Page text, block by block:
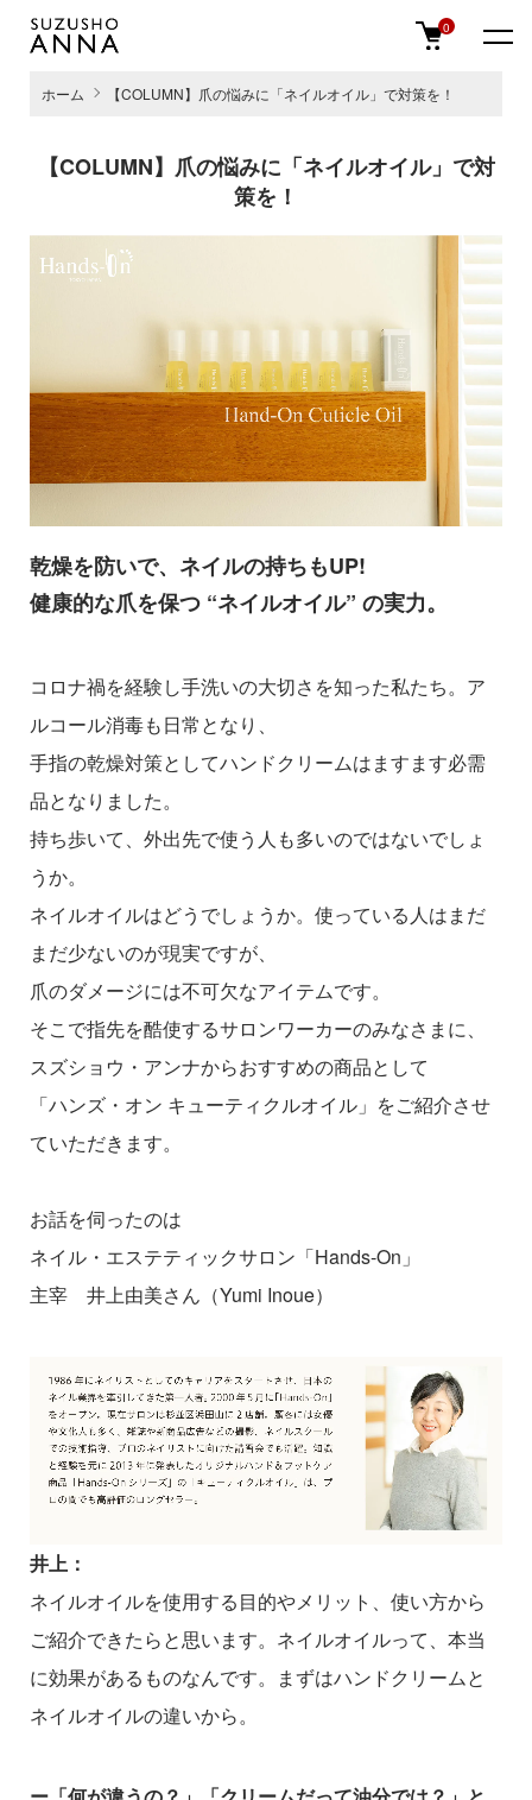
0
ホーム 【COLUMN】爪の悩みに「ネイルオイル」で対策を！
【COLUMN】爪の悩みに「ネイルオイル」で対
策を！
乾燥を防いで、ネイルの持ちもUP!
健康的な爪を保つ “ネイルオイル” の実力。
コロナ禍を経験し手洗いの大切さを知った私たち。ア
ルコール消毒も日常となり、
手指の乾燥対策としてハンドクリームはますます必需
品となりました。
持ち歩いて、外出先で使う人も多いのではないでしょ
うか。
ネイルオイルはどうでしょうか。使っている人はまだ
まだ少ないのが現実ですが、
爪のダメージには不可欠なアイテムです。
そこで指先を酷使するサロンワーカーのみなさまに、
スズショウ・アンナからおすすめの商品として
「ハンズ・オン キューティクルオイル」をご紹介させ
ていただきます。
お話を伺ったのは
ネイル・エステティックサロン「Hands-On」
主宰 井上由美さん（Yumi Inoue）
井上：
ネイルオイルを使用する目的やメリット、使い方から
ご紹介できたらと思います。ネイルオイルって、本当
に効果があるものなんです。まずはハンドクリームと
ネイルオイルの違いから。